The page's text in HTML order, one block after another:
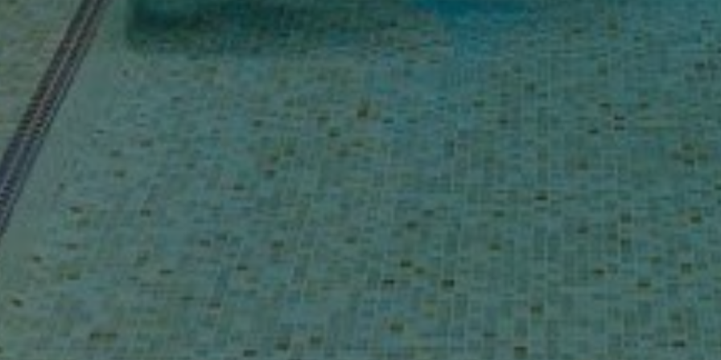
Acheter Villa 9 pièces 904 m² Marrakech Acheter Villa 10 pièces 1103 m²